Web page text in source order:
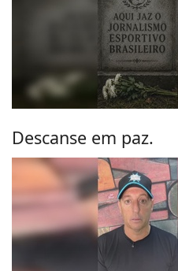
Descanse em paz.